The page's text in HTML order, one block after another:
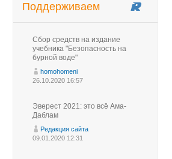
Поддерживаем
Сбор средств на издание
учебника "Безопасность на
бурной воде"
homohomeni
26.10.2020 16:57
Эверест 2021: это всё Ама-
Даблам
Редакция сайта
09.01.2020 12:31